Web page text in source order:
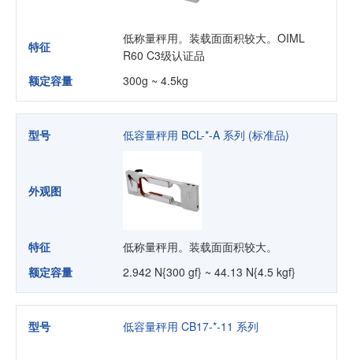
特征
低称量秤用。装载面面积较大。OIML
R60 C3级认证品
额定容量
300g ~ 4.5kg
型号 低容量秤用 BCL-*-A 系列 (标准品)
外观图
特征
低称量秤用。装载面面积较大。
额定容量
2.942 N{300 gf} ~ 44.13 N{4.5 kgf}
型号 低容量秤用 CB17-*-11 系列